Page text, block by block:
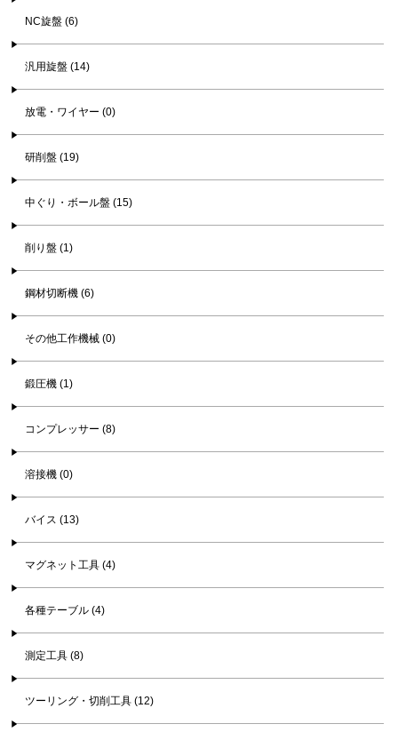
NC旋盤 (6)
汎用旋盤 (14)
放電・ワイヤー (0)
研削盤 (19)
中ぐり・ボール盤 (15)
削り盤 (1)
鋼材切断機 (6)
その他工作機械 (0)
鍛圧機 (1)
コンプレッサー (8)
溶接機 (0)
バイス (13)
マグネット工具 (4)
各種テーブル (4)
測定工具 (8)
ツーリング・切削工具 (12)